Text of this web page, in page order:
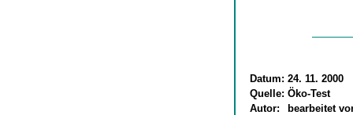
Datum: 24. 11. 2000
Quelle: Öko-Test
Autor:
bearbeitet